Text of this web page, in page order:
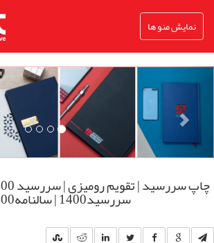
نمایش منو ها
سررسید1400 | سالنامه1400